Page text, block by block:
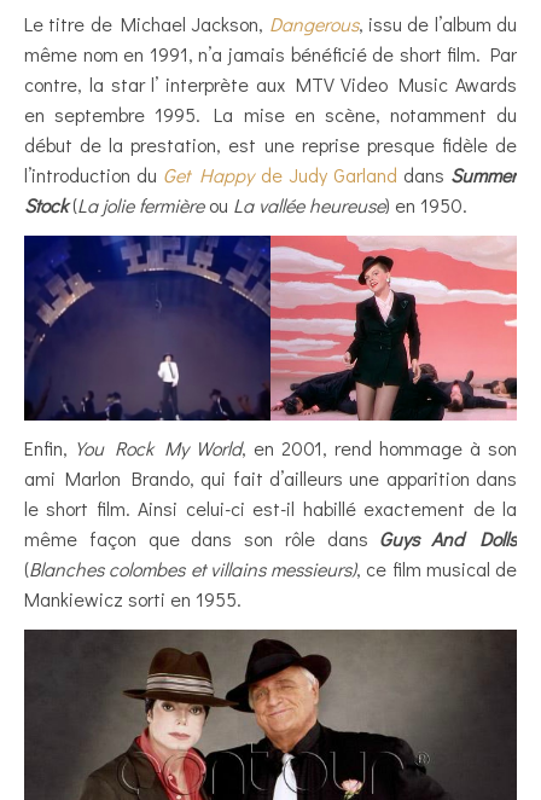
Le titre de Michael Jackson, Dangerous, issu de l’album du
même nom en 1991, n’a jamais bénéficié de short film. Par
contre, la star l’ interprète aux MTV Video Music Awards
en septembre 1995. La mise en scène, notamment du
début de la prestation, est une reprise presque fidèle de
l’introduction du Get Happyde Judy Garland dans Summer
Stock(La jolie fermièreou La vallée heureuse) en 1950.
Enfin, You Rock My World, en 2001, rend hommage à son
ami Marlon Brando, qui fait d’ailleurs une apparition dans
le short film. Ainsi celui-ci est-il habillé exactement de la
même façon que dans son rôle dans Guys And Dolls
(Blanches colombes et villains messieurs), ce film musical de
Mankiewicz sorti en 1955.